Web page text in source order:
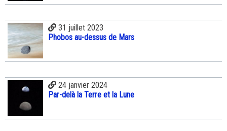
31 juillet 2023
Phobos au-dessus de Mars
24 janvier 2024
Par-delà la Terre et la Lune